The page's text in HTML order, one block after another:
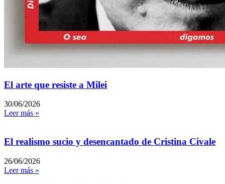
El arte que resiste a Milei
30/06/2026
Leer más »
El realismo sucio y desencantado de Cristina Civale
26/06/2026
Leer más »